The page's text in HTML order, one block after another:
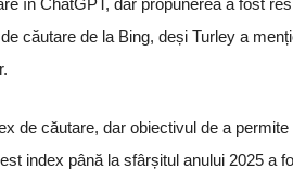
în ChatGPT, dar propunerea a fost
căutare de la Bing, deși Turley a
de căutare, dar obiectivul de a
index până la sfârșitul anului 2025 a